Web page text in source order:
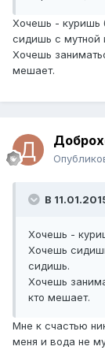
Хочешь - куришь
сидишь с мутной
Хочешь
мешает.
В
Хочешь -
Хочешь
сидишь.
Хочешь
кто мешает.
Мне к счастью
меня и вода не